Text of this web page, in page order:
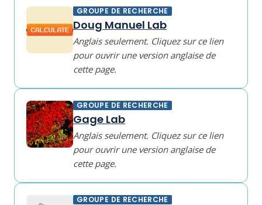
GROUPE DE RECHERCHE
Doug Manuel Lab
Anglais seulement. Cliquez sur ce lien
pour ouvrir une version anglaise de
cette page.
GROUPE DE RECHERCHE
Gage Lab
Anglais seulement. Cliquez sur ce lien
pour ouvrir une version anglaise de
cette page.
GROUPE DE RECHERCHE